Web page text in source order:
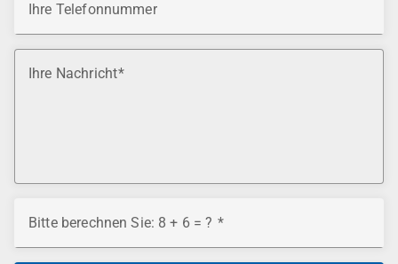
Ihre Telefonnummer
Ihre Nachricht
Bitte berechnen Sie: 8 + 6 = ?